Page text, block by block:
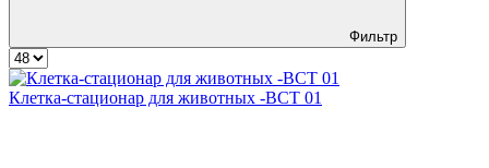
Фильтр
Клетка‑стационар для животных ‑ВСТ 01